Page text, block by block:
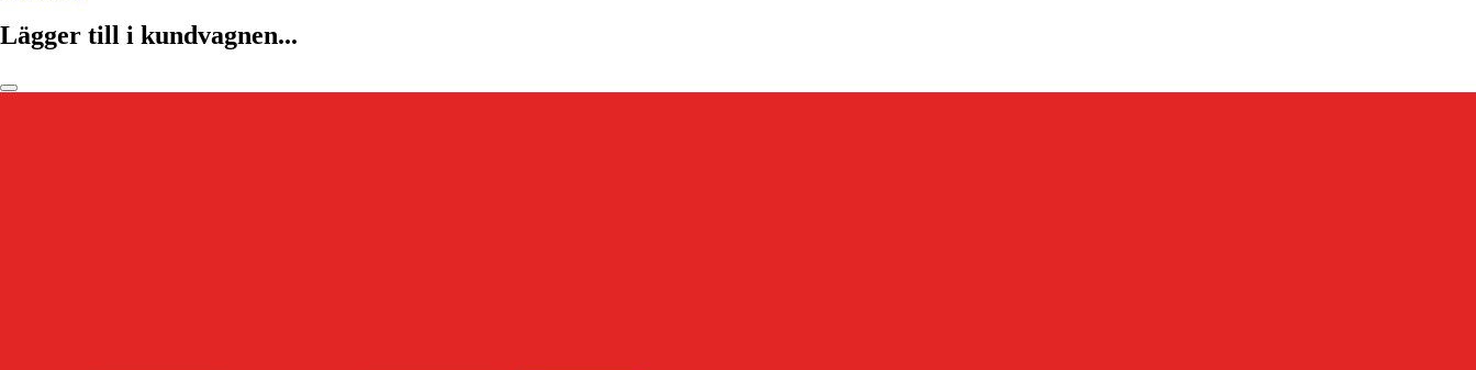
Lägger till i kundvagnen...